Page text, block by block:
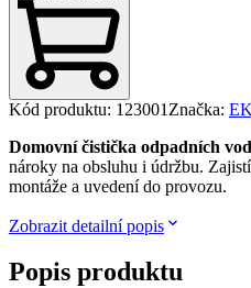
Kód produktu: 123001 Značka:
Domovní čistička odpadních
nároky na obsluhu i údržbu.
montáže a uvedení do provozu.
Zobrazit detailní popis
Popis produktu